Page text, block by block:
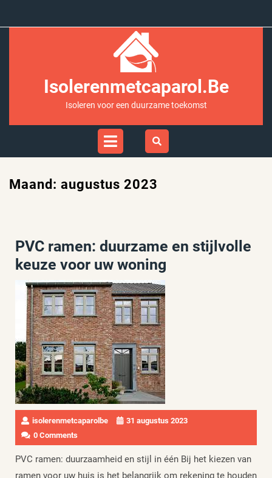
Isolerenmetcaparol.be
Isoleren voor een duurzame toekomst
Open
Maand: augustus 2023
PVC ramen: duurzame en stijlvolle
keuze voor uw woning
isolerenmetcaparolbe
31 augustus 2023
0 Comments
PVC ramen: duurzaamheid en stijl in één Bij het kiezen van
ramen voor uw huis is het belangrijk om rekening te houden